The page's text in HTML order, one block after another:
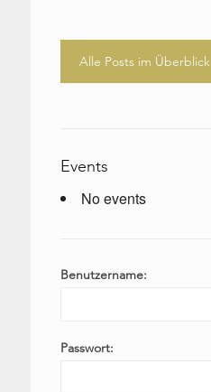
Alle Posts im Überblick
Events
No events
Benutzername:
Passwort: